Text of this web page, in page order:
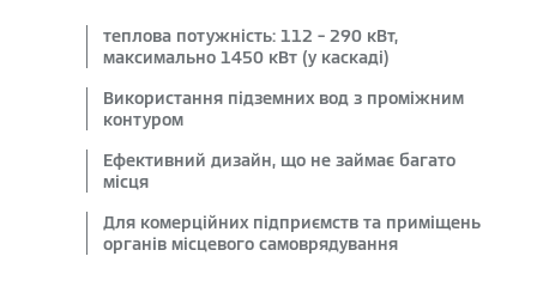
теплова потужність: 112 – 290 кВт,
максимально 1450 кВт (у каскаді)
Використання підземних вод з проміжним
контуром
Ефективний дизайн, що не займає багато
місця
Для комерційних підприємств та приміщень
органів місцевого самоврядування